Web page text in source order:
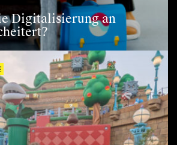
Digitalisierung an